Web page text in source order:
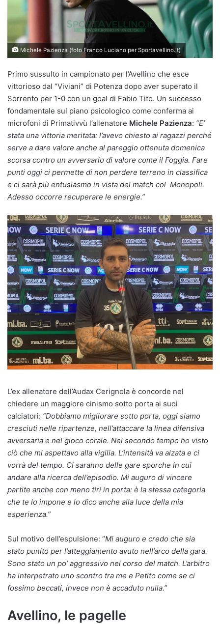
Michele Pazienza (foto Franco Luciano per Sportavellino.it)
Primo sussulto in campionato per l’Avellino che esce
vittorioso dal “Viviani” di Potenza dopo aver superato il
Sorrento per 1-0 con un goal di Fabio Tito. Un successo
fondamentale sul piano psicologico come conferma ai
microfoni di Primativvù l’allenatore Michele Pazienza: “E’
stata una vittoria meritata: l’avevo chiesto ai ragazzi perché
serve a dare valore anche al pareggio ottenuta domenica
scorsa contro un avversario di valore come il Foggia. Fare
punti oggi ci permette di non perdere terreno in classifica
e ci sarà più entusiasmo in vista del match col Monopoli.
Adesso occorre recuperare le energie.”
L’ex allenatore dell’Audax Cerignola è concorde nel
chiedere un maggiore cinismo sotto porta ai suoi
calciatori: “Dobbiamo migliorare sotto porta, oggi siamo
cresciuti nelle ripartenze, nell’attaccare la linea difensiva
avversaria e nel gioco corale. Nel secondo tempo ho visto
ciò che mi aspettavo alla vigilia. L’intensità va alzata e ci
vorrà del tempo. Ci saranno delle gare sporche in cui
andare alla ricerca dell’episodio. Mi auguro di vincere
partite anche con meno tiri in porta: è la stessa categoria
che te lo impone e lo dico anche alla luce della mia
esperienza.”
Sul motivo dell’espulsione: “Mi auguro e credo che sia
stato punito per l’atteggiamento avuto nell’arco della gara.
Sono stato un po’ aggressivo nel corso del match. L’arbitro
ha interpetrato uno scontro tra me e Petito come se ci
fossimo beccati, invece non è accaduto nulla.”
Avellino, le pagelle